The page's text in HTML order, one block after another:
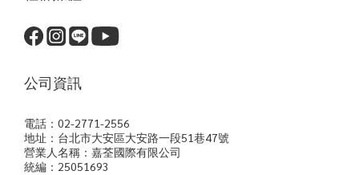
公司資訊
電話：02-2771-2556
地址：台北市大安區大安路一段51巷47號
營業人名稱：嘉荃國際有限公司
統編：25051693